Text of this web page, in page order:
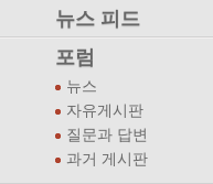
뉴스 피드
포럼
뉴스
자유게시판
질문과 답변
과거 게시판